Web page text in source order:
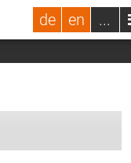
de en ...